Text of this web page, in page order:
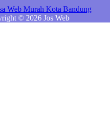
© 2026 Jos Web